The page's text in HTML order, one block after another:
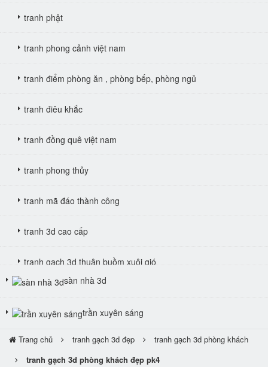
tranh phật
tranh phong cảnh việt nam
tranh điểm phòng ăn , phòng bếp, phòng ngủ
tranh điêu khắc
tranh đồng quê việt nam
tranh phong thủy
tranh mã đáo thành công
tranh 3d cao cấp
tranh gạch 3d thuận buồm xuôi gió
sàn nhà 3d
trần xuyên sáng
Trang chủ tranh gạch 3d đẹp
tranh gạch 3d phòng khách
tranh gạch 3d phòng khách đẹp pk4